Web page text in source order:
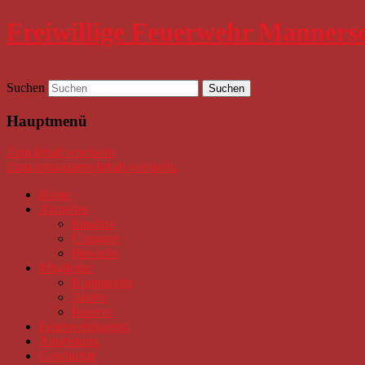
Freiwillige Feuerwehr
Suchen
Hauptmenü
Zum Inhalt wechseln
Zum sekundären Inhalt wechseln
Home
Aktuelles
Einsätze
Übungen
Bewerbe
Mitglieder
Kommando
Aktive
Reserve
Feuerwehrjugend
Ausrüstung
Geschichte